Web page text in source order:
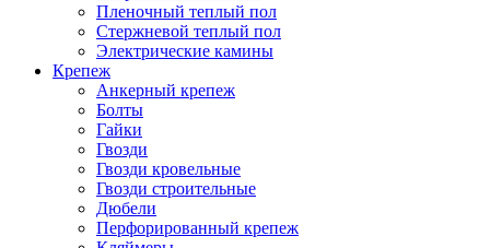
Пленочный теплый пол
Стержневой теплый пол
Электрические камины
Крепеж
Анкерный крепеж
Болты
Гайки
Гвозди
Гвозди кровельные
Гвозди строительные
Дюбели
Перфорированный крепеж